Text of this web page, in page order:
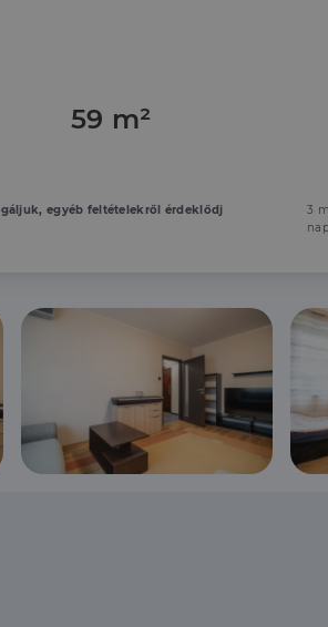
59 m²
egyéb feltételekről érdeklődj
3